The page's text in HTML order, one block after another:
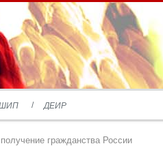
ДЕИР
гражданства России